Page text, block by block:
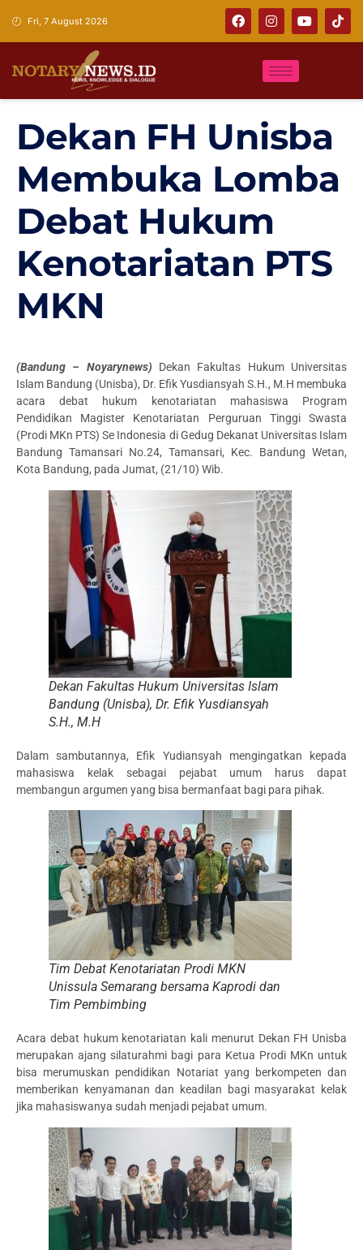
Fri, 7 August 2026
Dekan FH Unisba
Membuka Lomba
Debat Hukum
Kenotariatan PTS
MKN
(Bandung – Noyarynews) Dekan Fakultas Hukum Universitas
Islam Bandung (Unisba), Dr. Efik Yusdiansyah S.H., M.H membuka
acara debat hukum kenotariatan mahasiswa Program
Pendidikan Magister Kenotariatan Perguruan Tinggi Swasta
(Prodi MKn PTS) Se Indonesia di Gedug Dekanat Universitas Islam
Bandung Tamansari No.24, Tamansari, Kec. Bandung Wetan,
Kota Bandung, pada Jumat, (21/10) Wib.
Dekan Fakultas Hukum Universitas Islam
Bandung (Unisba), Dr. Efik Yusdiansyah
S.H., M.H
Dalam sambutannya, Efik Yudiansyah mengingatkan kepada
mahasiswa kelak sebagai pejabat umum harus dapat
membangun argumen yang bisa bermanfaat bagi para pihak.
Tim Debat Kenotariatan Prodi MKN
Unissula Semarang bersama Kaprodi dan
Tim Pembimbing
Acara debat hukum kenotariatan kali menurut Dekan FH Unisba
merupakan ajang silaturahmi bagi para Ketua Prodi MKn untuk
bisa merumuskan pendidikan Notariat yang berkompeten dan
memberikan kenyamanan dan keadilan bagi masyarakat kelak
jika mahasiswanya sudah menjadi pejabat umum.